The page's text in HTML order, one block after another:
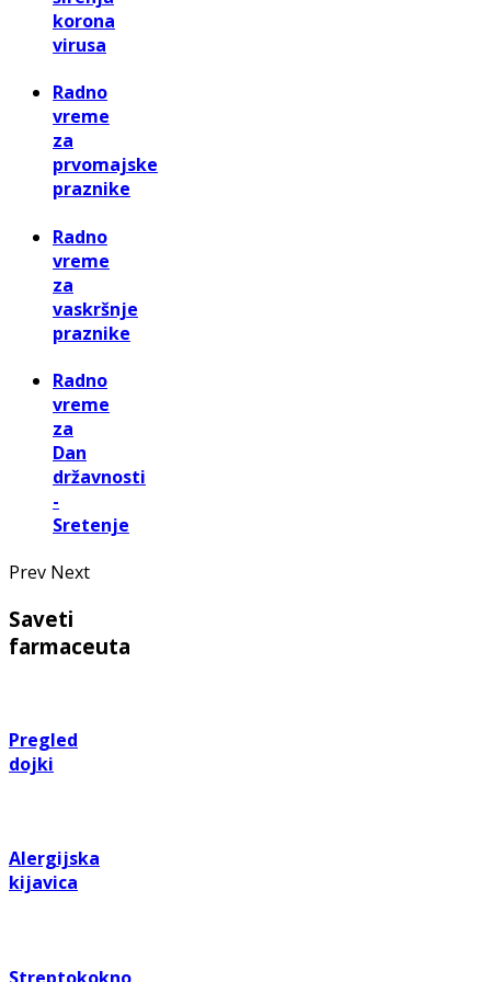
korona
virusa
Radno
vreme
za
prvomajske
praznike
Radno
vreme
za
vaskršnje
praznike
Radno
vreme
za
Dan
državnosti
-
Sretenje
Prev Next
Saveti
farmaceuta
Pregled
dojki
Alergijska
kijavica